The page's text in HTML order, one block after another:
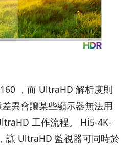
，而 UltraHD 解析度則
異會讓某些顯示器無法用
工作流程。 Hi5-4K-
讓 UltraHD 監視器可同時於